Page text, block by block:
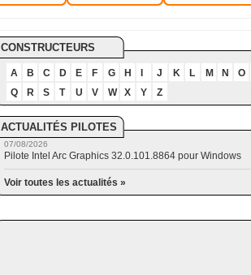
CONSTRUCTEURS
A B C D E F G H J K L M N O
Q
R S T U V W X Y Z
ACTUALITÉS PILOTES
07/08/2026
Pilote Intel Arc Graphics 32.0.101.8864 pour Windows
Voir toutes les actualités »